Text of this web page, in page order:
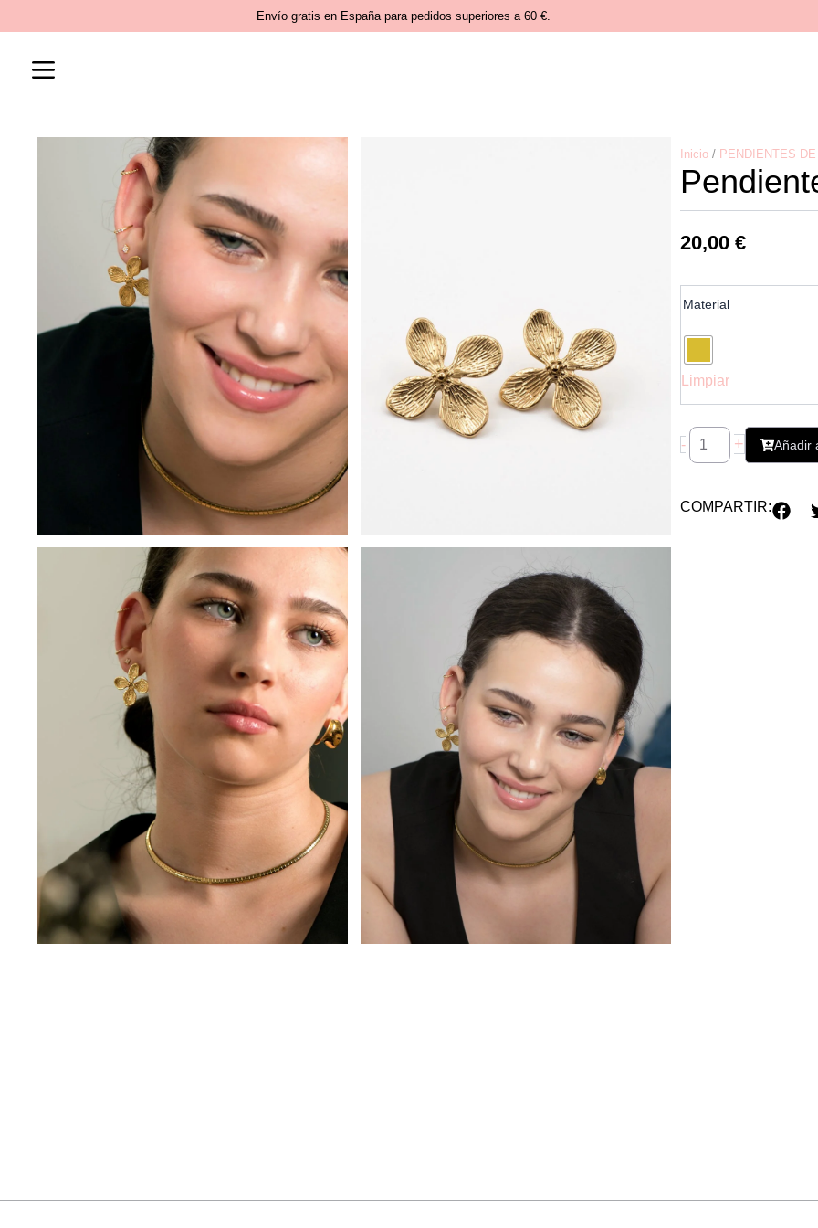
al
contenido
Envío gratis en España para pedidos superiores a 60 €.
Inicio / PENDIENTES
20,00€
Material
Limpiar
-
acero
+ Añadir
COMPARTIR: